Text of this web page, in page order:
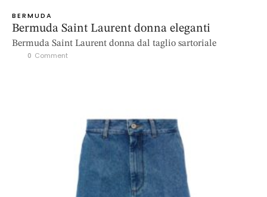
BERMUDA
Bermuda Saint Laurent donna eleganti
Bermuda Saint Laurent donna dal taglio sartoriale
0 Comment